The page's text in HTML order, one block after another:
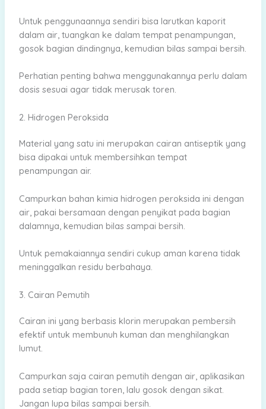
Untuk penggunaannya sendiri bisa larutkan kaporit
dalam air, tuangkan ke dalam tempat penampungan,
gosok bagian dindingnya, kemudian bilas sampai bersih.
Perhatian penting bahwa menggunakannya perlu dalam
dosis sesuai agar tidak merusak toren.
2. Hidrogen Peroksida
Material yang satu ini merupakan cairan antiseptik yang
bisa dipakai untuk membersihkan tempat
penampungan air.
Campurkan bahan kimia hidrogen peroksida ini dengan
air, pakai bersamaan dengan penyikat pada bagian
dalamnya, kemudian bilas sampai bersih.
Untuk pemakaiannya sendiri cukup aman karena tidak
meninggalkan residu berbahaya.
3. Cairan Pemutih
Cairan ini yang berbasis klorin merupakan pembersih
efektif untuk membunuh kuman dan menghilangkan
lumut.
Campurkan saja cairan pemutih dengan air, aplikasikan
pada setiap bagian toren, lalu gosok dengan sikat.
Jangan lupa bilas sampai bersih.